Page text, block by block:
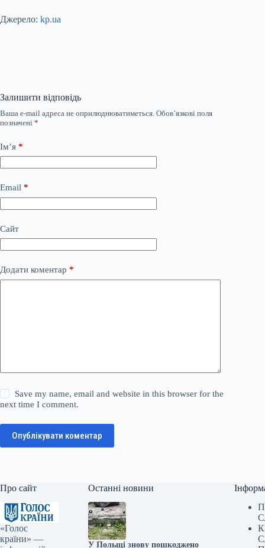
Джерело: kp.ua
Залишити відповідь
Ваша e-mail адреса не оприлюднюватиметься. Обов’язкові поля
позначені *
Ім’я *
Email *
Сайт
Додати коментар *
Save my name, email and website in this browser for the
next time I comment.
Опублікувати коментар
Про сайт
«Голос
країни» —
Останні новини
У Польщі знову пошкоджено